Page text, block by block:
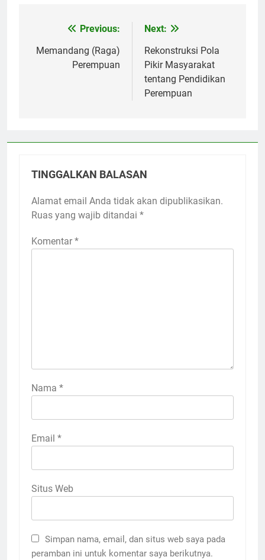
Navigasi
pos
Previous:
Memandang (Raga)
Perempuan
Next:
Rekonstruksi Pola
Pikir Masyarakat
tentang Pendidikan
Perempuan
TINGGALKAN BALASAN
Alamat email Anda tidak akan dipublikasikan.
Ruas yang wajib ditandai *
Komentar *
Nama *
Email *
Situs Web
Simpan nama, email, dan situs web saya pada
peramban ini untuk komentar saya berikutnya.